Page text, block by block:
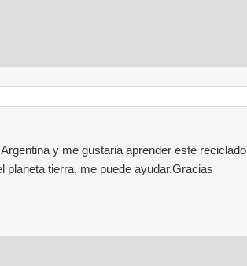
y me gustaria aprender este reciclado
planeta tierra, me puede ayudar.Gracias